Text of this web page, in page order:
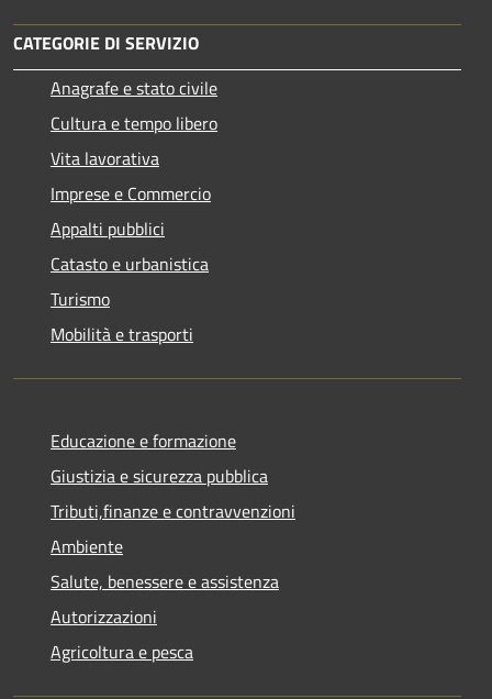
CATEGORIE DI SERVIZIO
Anagrafe e stato civile
Cultura e tempo libero
Vita lavorativa
Imprese e Commercio
Appalti pubblici
Catasto e urbanistica
Turismo
Mobilità e trasporti
Educazione e formazione
Giustizia e sicurezza pubblica
Tributi,finanze e contravvenzioni
Ambiente
Salute, benessere e assistenza
Autorizzazioni
Agricoltura e pesca